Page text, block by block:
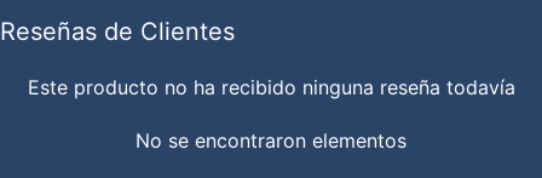
Reseñas de Clientes
Este producto no ha recibido ninguna reseña todavía
No se encontraron elementos